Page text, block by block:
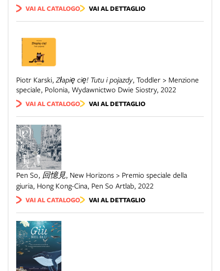
VAI AL CATALOGO VAI AL DETTAGLIO
Piotr Karski,Złapię cię! Tutu i pojazdy, Toddler > Menzione
speciale, Polonia, Wydawnictwo Dwie Siostry, 2022
VAI AL CATALOGO VAI AL DETTAGLIO
Pen So, 回憶見, New Horizons > Premio speciale della
giuria, Hong Kong-Cina, Pen So Artlab, 2022
VAI AL CATALOGO VAI AL DETTAGLIO